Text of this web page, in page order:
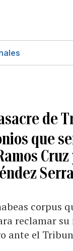
de
que
corpus
reclamar
ante el